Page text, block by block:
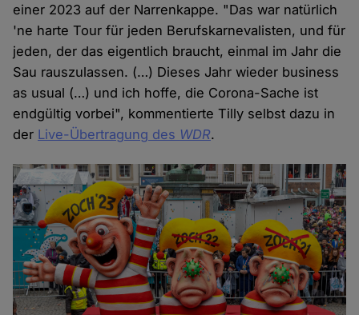
einer 2023 auf der Narrenkappe. "Das war natürlich
'ne harte Tour für jeden Berufskarnevalisten, und für
jeden, der das eigentlich braucht, einmal im Jahr die
Sau rauszulassen. (…) Dieses Jahr wieder business
as usual (…) und ich hoffe, die Corona-Sache ist
endgültig vorbei", kommentierte Tilly selbst dazu in
der Live-Übertragung des WDR.